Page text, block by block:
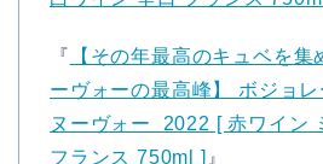
『
【その年最高のキュベを集
ーヴォーの最高峰】 ボジョレ
ヌーヴォー 2022 [ 赤ワイン
フランス 750ml ] 』